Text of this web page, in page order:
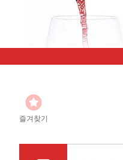
즐겨찾기